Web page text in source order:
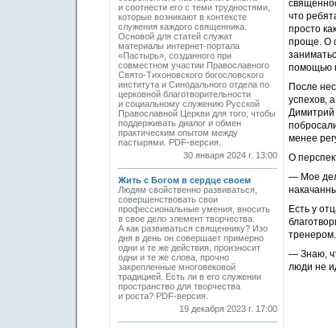
и соотнести его с теми трудностями,
которые возникают в контексте
служения каждого священника.
Основой для статей служат
материалы интернет-портала
«Пастырь», созданного при
совместном участии Православного
Свято-Тихоновского богословского
института и Синодального отдела по
церковной благотворительности
и социальному служению Русской
Православной Церкви для того, чтобы
поддерживать диалог и обмен
практическим опытом между
пастырями. PDF-версия.
30 января 2024 г. 13:00
Жить с Богом в сердце своем
Людям свойственно развиваться,
совершенствовать свои
профессиональные умения, вносить
в свое дело элемент творчества.
А как развиваться священнику? Изо
дня в день он совершает примерно
одни и те же действия, произносит
одни и те же слова, прочно
закрепленные многовековой
традицией. Есть ли в его служении
пространство для творчества
и роста? PDF-версия.
19 декабря 2023 г. 17:00
что
просто
проще. О
помощью
После
успехов,
Димитрий
менее
О
— Мое
Есть у
тренером.
— Знаю,
люди не